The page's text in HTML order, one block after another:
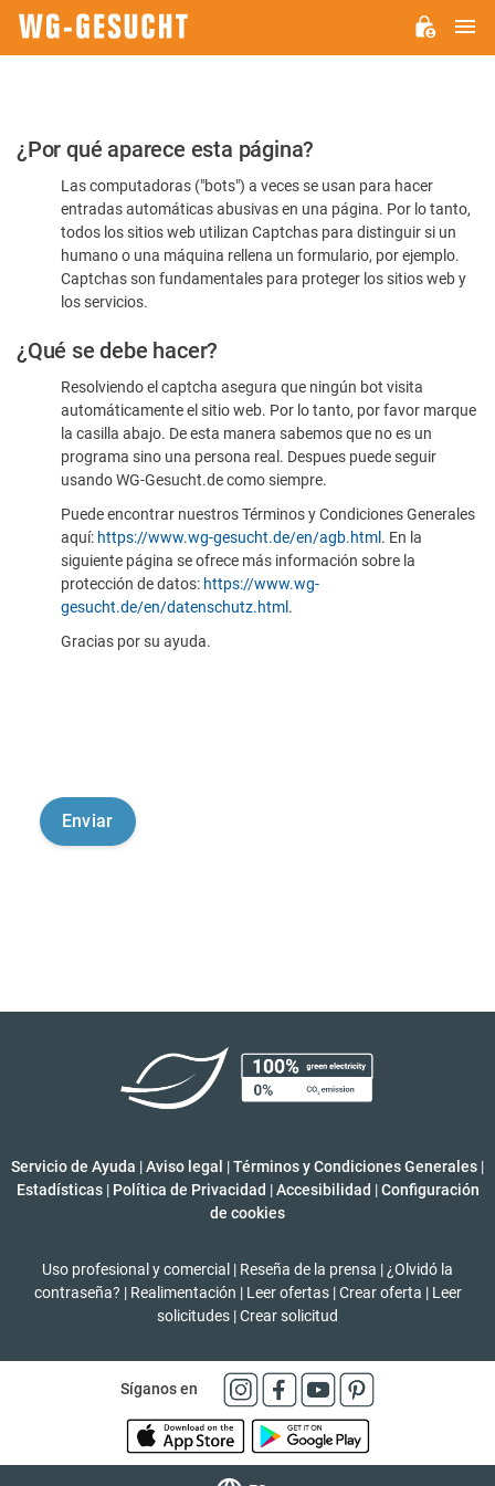
Por
favor,
confirme
humano
¿Por qué aparece esta página?
Las computadoras ("bots") a veces se usan para hacer
entradas automáticas abusivas en una página. Por lo tanto,
todos los sitios web utilizan Captchas para distinguir si un
humano o una máquina rellena un formulario, por ejemplo.
Captchas son fundamentales para proteger los sitios web y
los servicios.
¿Qué se debe hacer?
Resolviendo el captcha asegura que ningún bot visita
automáticamente el sitio web. Por lo tanto, por favor marque
la casilla abajo. De esta manera sabemos que no es un
programa sino una persona real. Despues puede seguir
usando WG-Gesucht.de como siempre.
Puede encontrar nuestros Términos y Condiciones Generales
aquí: https://www.wg-gesucht.de/en/agb.html . En la
siguiente página se ofrece más información sobre la
protección de datos: https://www.wg-
gesucht.de/en/datenschutz.html .
Gracias por su ayuda.
Servicio de Ayuda |Aviso legal |Términos y Condiciones Generales |
Estadísticas | Política de Privacidad | Accesibilidad | Configuración
de cookies
Uso profesional y comercial | Reseña de la prensa | ¿Olvidó la
contraseña? | Realimentación | Leer ofertas | Crear oferta | Leer
solicitudes |Crear solicitud
Síganos en